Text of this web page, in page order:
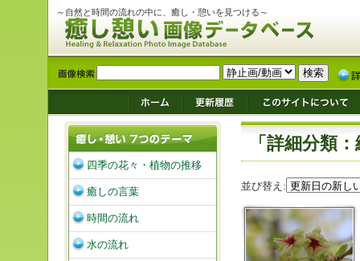
～自然と時間の流れの中に、癒し・憩いを見つける～
「詳細分類
並び替え:
四季の花々・植物の推移
癒しの言葉
時間の流れ
水の流れ